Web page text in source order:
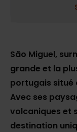
São Miguel,
grande et la
portugais situé
Avec ses
volcaniques et
destination